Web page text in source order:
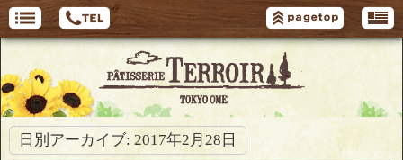
日別アーカイブ: 2017年2月28日